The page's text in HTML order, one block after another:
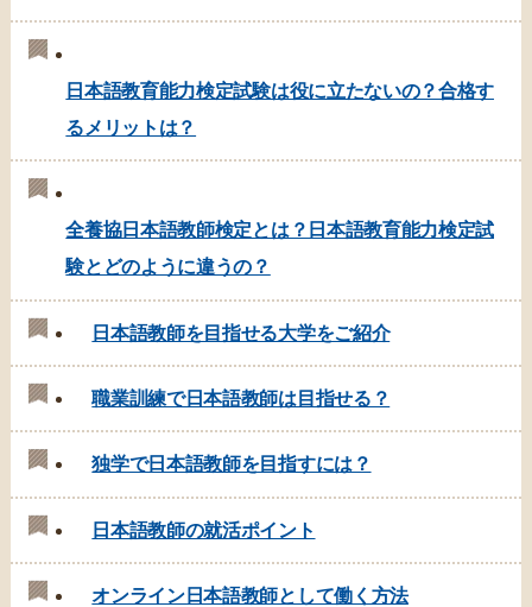
日本語教育能力検定試験は役に立たないの？合格す
るメリットは？
全養協日本語教師検定とは？日本語教育能力検定試
験とどのように違うの？
日本語教師を目指せる大学をご紹介
職業訓練で日本語教師は目指せる？
独学で日本語教師を目指すには？
日本語教師の就活ポイント
オンライン日本語教師として働く方法